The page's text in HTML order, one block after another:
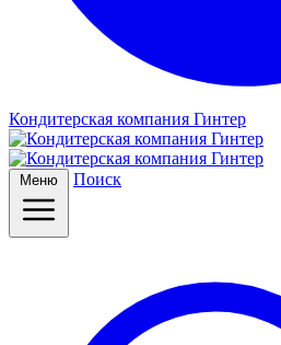
Кондитерская компания Гинтер
Меню Поиск